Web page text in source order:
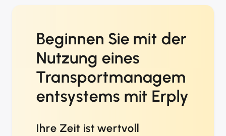
Beginnen Sie mit der
Nutzung eines
Transportmanagem
entsystems mit Erply
Ihre Zeit ist wertvoll